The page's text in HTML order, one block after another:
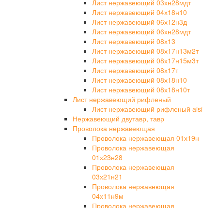
Лист нержавеющий 03хн28мдт
Лист нержавеющий 04х18н10
Лист нержавеющий 06х12н3д
Лист нержавеющий 06хн28мдт
Лист нержавеющий 08х13
Лист нержавеющий 08х17н13м2т
Лист нержавеющий 08х17н15м3т
Лист нержавеющий 08х17т
Лист нержавеющий 08х18н10
Лист нержавеющий 08х18н10т
Лист нержавеющий рифленый
Лист нержавеющий рифленый aisi
Нержавеющий двутавр, тавр
Проволока нержавеющая
Проволока нержавеющая 01х19н
Проволока нержавеющая
01х23н28
Проволока нержавеющая
03х21н21
Проволока нержавеющая
04х11н9м
Проволока нержавеющая